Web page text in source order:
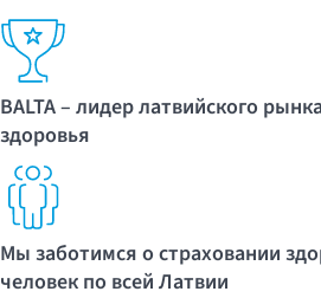
BALTA – лидер латвийского
здоровья
Мы заботимся о страховании
человек по всей Латвии